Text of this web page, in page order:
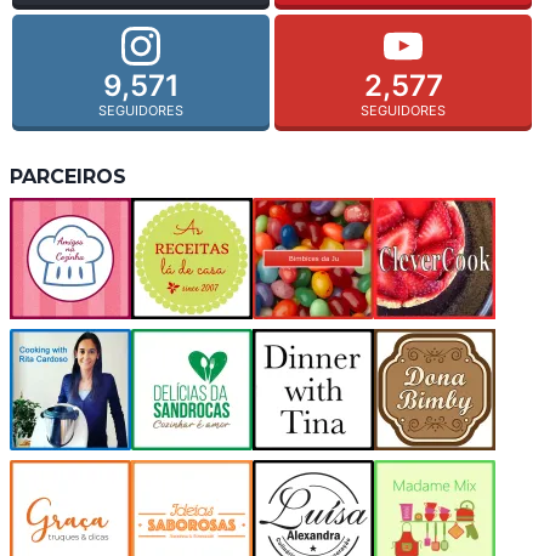
9,571
SEGUIDORES
2,577
SEGUIDORES
PARCEIROS